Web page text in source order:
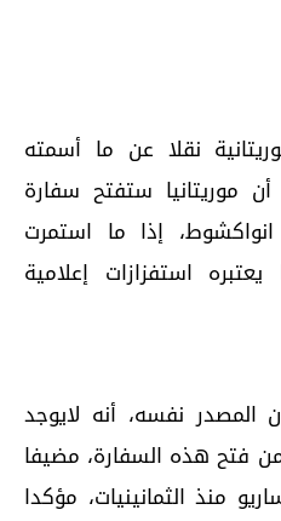
نقلا عن ما أسمته
أن موريتانيا ستفتح سفارة
إذا ما استمرت
استفزازات إعلامية
المصدر نفسه، أنه لايوجد
من فتح هذه السفارة، مضيفا
منذ الثمانينيات، مؤكدا